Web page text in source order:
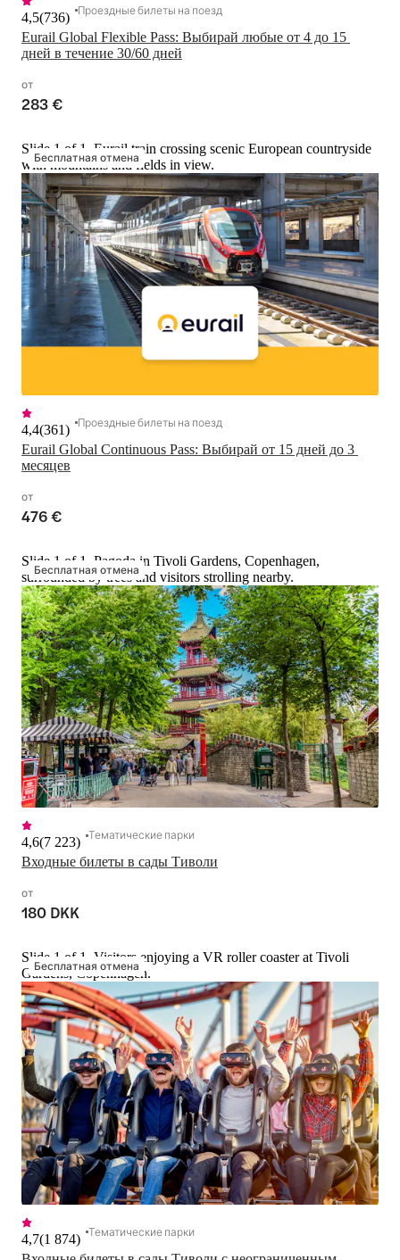
Eurail Global Flexible Pass: Выбирай любые от 4 до 15
дней в течение 30/60 дней
4,5(736) Проездные билеты на поезд
от
283 €
Бесплатная отмена
Slide 1 of 1, Eurail train crossing scenic European countryside
with mountains and fields in view.
Eurail Global Continuous Pass: Выбирай от 15 дней до 3
месяцев
4,4(361) Проездные билеты на поезд
от
476 €
Бесплатная отмена
Slide 1 of 1, Pagoda in Tivoli Gardens, Copenhagen,
surrounded by trees and visitors strolling nearby.
Входные билеты в сады Тиволи
4,6(7 223) Тематические парки
от
180 DKK
Бесплатная отмена
Slide 1 of 1, Visitors enjoying a VR roller coaster at Tivoli
Gardens, Copenhagen.
4,7(1 874) Тематические парки